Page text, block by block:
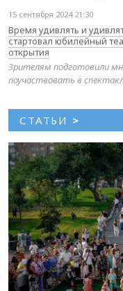
15 сентября 2024 21:30
Время удивлять и
стартовал юбилейный
открытия
Зрителям подготовили
поучаствовать в
СТАТЬИ >